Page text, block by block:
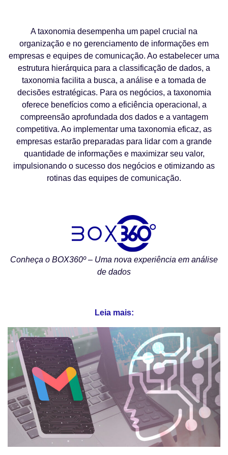
A taxonomia desempenha um papel crucial na
organização e no gerenciamento de informações em
empresas e equipes de comunicação. Ao estabelecer uma
estrutura hierárquica para a classificação de dados, a
taxonomia facilita a busca, a análise e a tomada de
decisões estratégicas. Para os negócios, a taxonomia
oferece benefícios como a eficiência operacional, a
compreensão aprofundada dos dados e a vantagem
competitiva. Ao implementar uma taxonomia eficaz, as
empresas estarão preparadas para lidar com a grande
quantidade de informações e maximizar seu valor,
impulsionando o sucesso dos negócios e otimizando as
rotinas das equipes de comunicação.
Conheça o BOX360º – Uma nova experiência em análise
de dados
Leia mais: